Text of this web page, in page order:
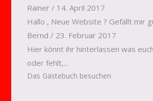
Rainer/ 14. April 2017
Hallo , Neue Website ? Gefällt mir
Bernd / 23. Februar 2017
Hier könnt ihr hinterlassen was
oder fehlt,...
Das Gästebuch besuchen